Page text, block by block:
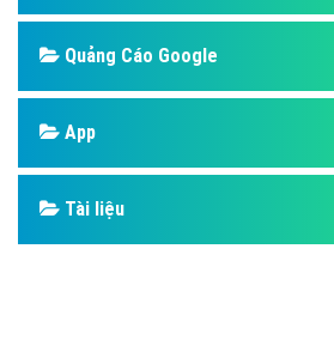
Banner
Facebook
Google